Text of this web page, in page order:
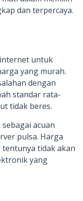
dan terpercaya.
untuk
yang murah.
dengan
standar rata-
tidak beres.
acuan
pulsa. Harga
tidak akan
yang